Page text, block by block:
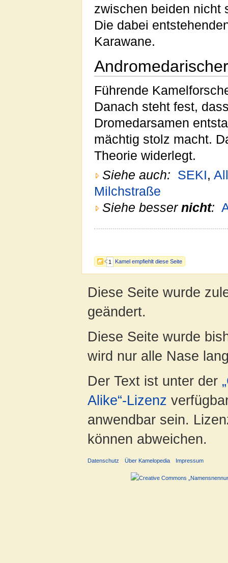
1 Kamel empfiehlt diese Seite
zwischen beiden nicht
Die dabei
Karawane.
Führende
Danach steht fest,
Dromedarsamen
mächtig stolz macht.
Theorie widerlegt.
Siehe auch: SEKI, All
Milchstraße
Siehe besser nicht:
Diese Seite wurde
geändert.
Diese Seite wurde
wird nur alle Nase
Der Text ist unter der
Alike“-Lizenz
anwendbar sein.
können abweichen.
Datenschutz Über Kamelopedia Impressum